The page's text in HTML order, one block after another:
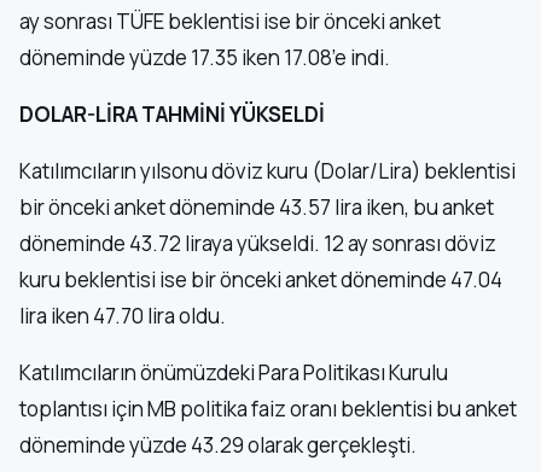
ay sonrası TÜFE beklentisi ise bir önceki anket
döneminde yüzde 17.35 iken 17.08’e indi.
DOLAR-LİRA TAHMİNİ YÜKSELDİ
Katılımcıların yılsonu döviz kuru (Dolar/Lira) beklentisi
bir önceki anket döneminde 43.57 lira iken, bu anket
döneminde 43.72 liraya yükseldi. 12 ay sonrası döviz
kuru beklentisi ise bir önceki anket döneminde 47.04
lira iken 47.70 lira oldu.
Katılımcıların önümüzdeki Para Politikası Kurulu
toplantısı için MB politika faiz oranı beklentisi bu anket
döneminde yüzde 43.29 olarak gerçekleşti.